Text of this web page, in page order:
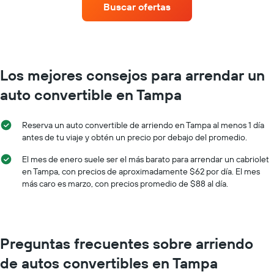
precio
promedio
de
auto
de
por
día.
gráfico
muestra
que
las
empresas
de
gráfico
muestra
1
Buscar ofertas
Los mejores consejos para arrendar un
auto convertible en Tampa
Reserva un auto convertible de arriendo en Tampa al menos 1 día
antes de tu viaje y obtén un precio por debajo del promedio.
El mes de enero suele ser el más barato para arrendar un cabriolet
en Tampa, con precios de aproximadamente $62 por día. El mes
más caro es marzo, con precios promedio de $88 al día.
Preguntas frecuentes sobre arriendo
de autos convertibles en Tampa